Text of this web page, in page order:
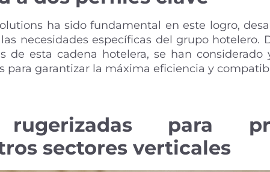
ha sido fundamental en este logro,
necesidades específicas del grupo hotelero.
de esta cadena hotelera, se han considerado
para garantizar la máxima eficiencia y
rugerizadas para
sectores verticales